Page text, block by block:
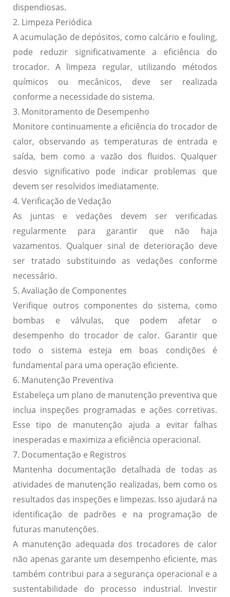
dispendiosas.
2. Limpeza Periódica
A acumulação de depósitos, como calcário e fouling,
pode reduzir significativamente a eficiência do
trocador. A limpeza regular, utilizando métodos
químicos ou mecânicos, deve ser realizada
conforme a necessidade do sistema.
3. Monitoramento de Desempenho
Monitore continuamente a eficiência do trocador de
calor, observando as temperaturas de entrada e
saída, bem como a vazão dos fluidos. Qualquer
desvio significativo pode indicar problemas que
devem ser resolvidos imediatamente.
4. Verificação de Vedação
As juntas e vedações devem ser verificadas
regularmente para garantir que não haja
vazamentos. Qualquer sinal de deterioração deve
ser tratado substituindo as vedações conforme
necessário.
5. Avaliação de Componentes
Verifique outros componentes do sistema, como
bombas e válvulas, que podem afetar o
desempenho do trocador de calor. Garantir que
todo o sistema esteja em boas condições é
fundamental para uma operação eficiente.
6. Manutenção Preventiva
Estabeleça um plano de manutenção preventiva que
inclua inspeções programadas e ações corretivas.
Esse tipo de manutenção ajuda a evitar falhas
inesperadas e maximiza a eficiência operacional.
7. Documentação e Registros
Mantenha documentação detalhada de todas as
atividades de manutenção realizadas, bem como os
resultados das inspeções e limpezas. Isso ajudará na
identificação de padrões e na programação de
futuras manutenções.
A manutenção adequada dos trocadores de calor
não apenas garante um desempenho eficiente, mas
também contribui para a segurança operacional e a
sustentabilidade do processo industrial. Investir